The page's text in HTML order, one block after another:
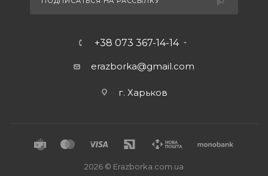
+38 073 367-14-14
erazborka@gmail.com
г. Харьков
2026 © Erazborka.com.ua